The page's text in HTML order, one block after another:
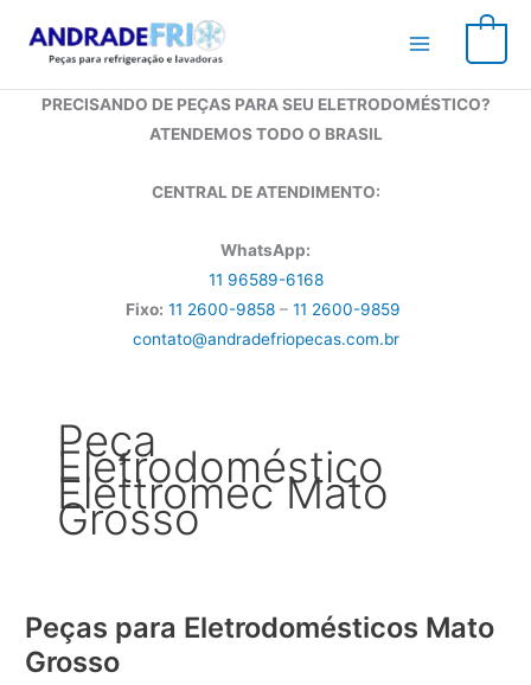
para
conteúdo
PRECISANDO DE PEÇAS PARA SEU ELETRODOMÉSTICO?
ATENDEMOS TODO O BRASIL
CENTRAL DE ATENDIMENTO:
WhatsApp:
11 96589-6168
Fixo: 11 2600-9858 – 11 2600-9859
contato@andradefriopecas.com.br
Peça
Eletrodoméstico
Elettromec Mato
Grosso
Peças para Eletrodomésticos Mato
Grosso